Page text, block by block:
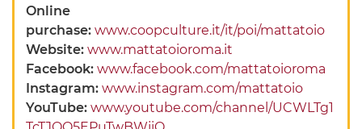
Online
purchase:www.coopculture.it/it/poi/mattatoio
Website:www.mattatoioroma.it
Facebook:www.facebook.com/mattatoioroma
Instagram:www.instagram.com/mattatoio
YouTube:www.youtube.com/channel/UCWLTg1